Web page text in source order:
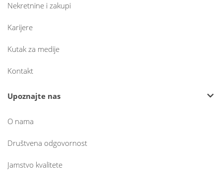
Nekretnine i zakupi
Karijere
Kutak za medije
Kontakt
Upoznajte nas
O nama
Društvena odgovornost
Jamstvo kvalitete